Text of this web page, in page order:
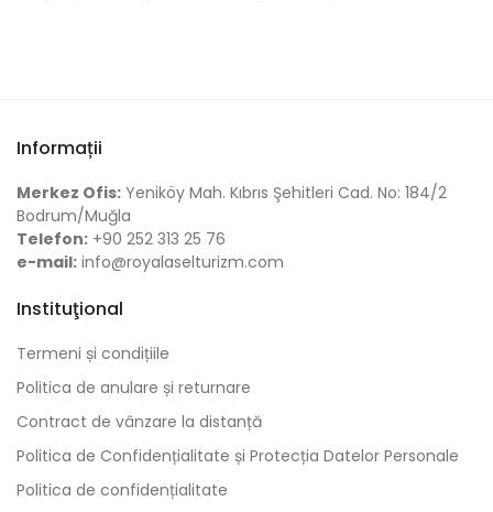
Informații
Merkez Ofis: Yeniköy Mah. Kıbrıs Şehitleri Cad. No: 184/2
Bodrum/Muğla
Telefon: +90 252 313 25 76
e-mail: info@royalaselturizm.com
Instituţional
Termeni și condițiile
Politica de anulare și returnare
Contract de vânzare la distanță
Politica de Confidențialitate și Protecția Datelor Personale
Politica de confidențialitate